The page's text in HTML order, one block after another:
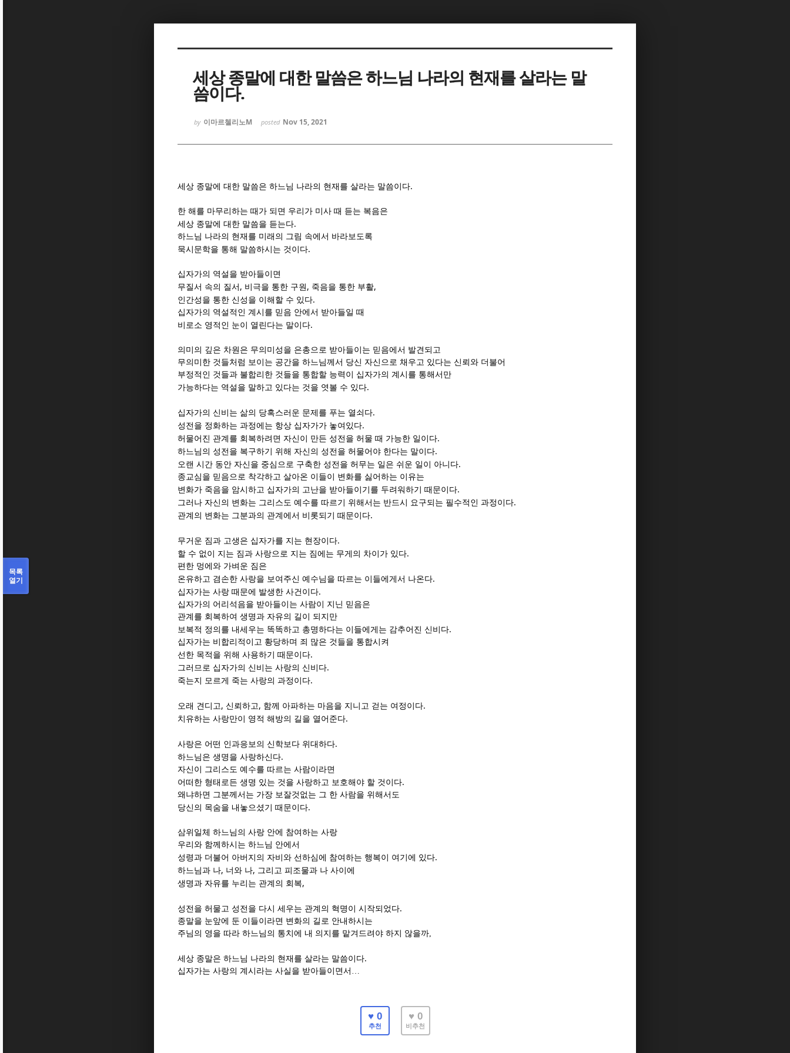
세상 종말에 대한 말씀은 하느님 나라의 현재를 살라는 말
씀이다.
by 이마르첼리노M posted Nov 15, 2021
세상 종말에 대한 말씀은 하느님 나라의 현재를 살라는 말씀이다.
한 해를 마무리하는 때가 되면 우리가 미사 때 듣는 복음은
세상 종말에 대한 말씀을 듣는다.
하느님 나라의 현재를 미래의 그림 속에서 바라보도록
묵시문학을 통해 말씀하시는 것이다.
십자가의 역설을 받아들이면
무질서 속의 질서 , 비극을 통한 구원 , 죽음을 통한 부활,
인간성을 통한 신성을 이해할 수 있다.
십자가의 역설적인 계시를 믿음 안에서 받아들일 때
비로소 영적인 눈이 열린다는 말이다.
의미의 깊은 차원은 무의미성을 은총으로 받아들이는 믿음에서 발견되고
무의미한 것들처럼 보이는 공간을 하느님께서 당신 자신으로 채우고 있다는 신뢰와 더불어
부정적인 것들과 불합리한 것들을 통합할 능력이 십자가의 계시를 통해서만
가능하다는 역설을 말하고 있다는 것을 엿볼 수 있다.
십자가의 신비는 삶의 당혹스러운 문제를 푸는 열쇠다.
성전을 정화하는 과정에는 항상 십자가가 놓여있다.
허물어진 관계를 회복하려면 자신이 만든 성전을 허물 때 가능한 일이다.
하느님의 성전을 복구하기 위해 자신의 성전을 허물어야 한다는 말이다.
오랜 시간 동안 자신을 중심으로 구축한 성전을 허무는 일은 쉬운 일이 아니다.
종교심을 믿음으로 착각하고 살아온 이들이 변화를 싫어하는 이유는
변화가 죽음을 암시하고 십자가의 고난을 받아들이기를 두려워하기 때문이다.
그러나 자신의 변화는 그리스도 예수를 따르기 위해서는 반드시 요구되는 필수적인 과정이다.
관계의 변화는 그분과의 관계에서 비롯되기 때문이다.
무거운 짐과 고생은 십자가를 지는 현장이다.
할 수 없이 지는 짐과 사랑으로 지는 짐에는 무게의 차이가 있다.
편한 멍에와 가벼운 짐은
온유하고 겸손한 사랑을 보여주신 예수님을 따르는 이들에게서 나온다.
십자가는 사랑 때문에 발생한 사건이다.
십자가의 어리석음을 받아들이는 사람이 지닌 믿음은
관계를 회복하여 생명과 자유의 길이 되지만
보복적 정의를 내세우는 똑똑하고 총명하다는 이들에게는 감추어진 신비다.
십자가는 비합리적이고 황당하며 죄 많은 것들을 통합시켜
선한 목적을 위해 사용하기 때문이다.
그러므로 십자가의 신비는 사랑의 신비다.
죽는지 모르게 죽는 사랑의 과정이다.
오래 견디고, 신뢰하고, 함께 아파하는 마음을 지니고 걷는 여정이다.
치유하는 사랑만이 영적 해방의 길을 열어준다.
사랑은 어떤 인과응보의 신학보다 위대하다.
하느님은 생명을 사랑하신다.
자신이 그리스도 예수를 따르는 사람이라면
어떠한 형태로든 생명 있는 것을 사랑하고 보호해야 할 것이다.
왜냐하면 그분께서는 가장 보잘것없는 그 한 사람을 위해서도
당신의 목숨을 내놓으셨기 때문이다.
삼위일체 하느님의 사랑 안에 참여하는 사랑
우리와 함께하시는 하느님 안에서
성령과 더불어 아버지의 자비와 선하심에 참여하는 행복이 여기에 있다.
하느님과 나, 너와 나, 그리고 피조물과 나 사이에
생명과 자유를 누리는 관계의 회복,
성전을 허물고 성전을 다시 세우는 관계의 혁명이 시작되었다.
종말을 눈앞에 둔 이들이라면 변화의 길로 안내하시는
주님의 영을 따라 하느님의 통치에 내 의지를 맡겨드려야 하지 않을까,
세상 종말은 하느님 나라의 현재를 살라는 말씀이다.
십자가는 사랑의 계시라는 사실을 받아들이면서 …
♥ 0
추천
♥ 0
비추천
목록
열기
Sketchbook5, 스케치북5
Sketchbook5, 스케치북5
Sketchbook5, 스케치북5
Sketchbook5, 스케치북5